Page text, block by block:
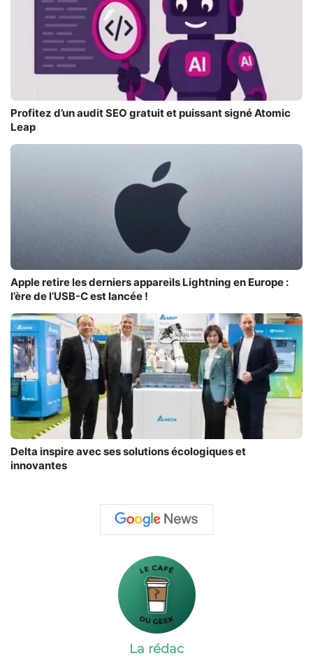
Profitez d’un audit SEO gratuit et puissant signé Atomic
Leap
Apple retire les derniers appareils Lightning en Europe :
l’ère de l’USB-C est lancée !
Delta inspire avec ses solutions écologiques et
innovantes
La rédac